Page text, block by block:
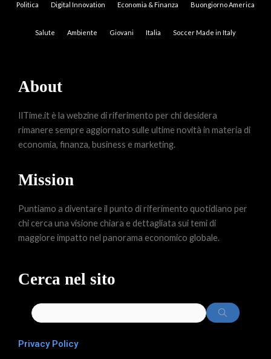
Politica Digital Innovation Economia & Finanza Buongiorno America
Salute Ambiente Giovani Italia Soccer Made in Italy
About
IlTime.it è la webzine di riferimento per chi desidera
rimanere sempre aggiornato sulle ultime novità in materia di
economia, finanza, business e marketing.
Mission
Puntiamo a diventare il punto di riferimento quotidiano per
chi cerca una visione chiara e dettagliata sui temi di
maggiore impatto nel panorama economico globale.
Cerca nel sito
Privacy Policy